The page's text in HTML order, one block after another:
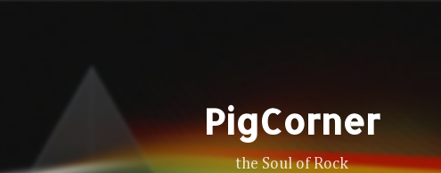
PigCorner
the Soul of Rock